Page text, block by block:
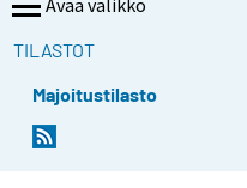
Avaa valikko
TILASTOT
Majoitustilasto